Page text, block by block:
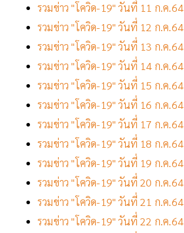
รวมข่าว "โควิด-19" วันที่ 11 ก.ค.64
รวมข่าว "โควิด-19" วันที่ 12 ก.ค.64
รวมข่าว "โควิด-19" วันที่ 13 ก.ค.64
รวมข่าว "โควิด-19" วันที่ 14 ก.ค.64
รวมข่าว "โควิด-19" วันที่ 15 ก.ค.64
รวมข่าว "โควิด-19" วันที่ 16 ก.ค.64
รวมข่าว "โควิด-19" วันที่ 17 ก.ค.64
รวมข่าว "โควิด-19" วันที่ 18 ก.ค.64
รวมข่าว "โควิด-19" วันที่ 19 ก.ค.64
รวมข่าว "โควิด-19" วันที่ 20 ก.ค.64
รวมข่าว "โควิด-19" วันที่ 21 ก.ค.64
รวมข่าว "โควิด-19" วันที่ 22 ก.ค.64